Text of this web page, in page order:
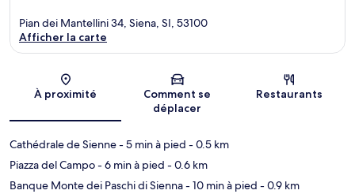
Carte
Pian dei Mantellini 34, Siena, SI, 53100
Afficher la carte
À proximité
Comment se
déplacer
Restaurants
Cathédrale de Sienne- 5 min à pied - 0.5 km
Piazza del Campo- 6 min à pied - 0.6 km
Banque Monte dei Paschi di Sienna- 10 min à pied - 0.9 km